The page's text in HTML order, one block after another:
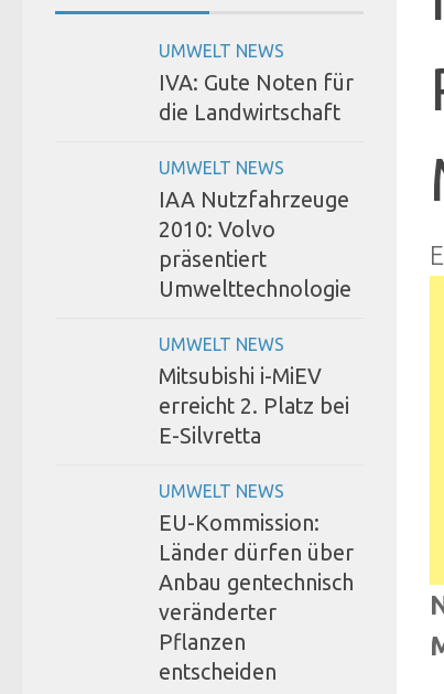
UMWELT NEWS
IVA: Gute Noten für
die Landwirtschaft
UMWELT NEWS
IAA Nutzfahrzeuge
2010: Volvo
präsentiert
Umwelttechnologie
UMWELT NEWS
Mitsubishi i-MiEV
erreicht 2. Platz bei
E-Silvretta
UMWELT NEWS
EU-Kommission:
Länder dürfen über
Anbau gentechnisch
veränderter
Pflanzen
entscheiden